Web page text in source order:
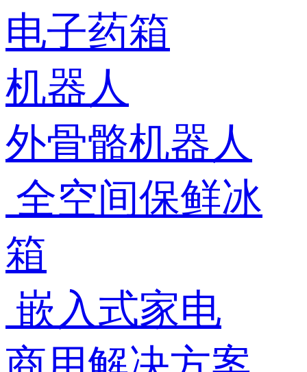
电子药箱
机器人
外骨骼机器人
全空间保鲜冰
箱
嵌入式家电